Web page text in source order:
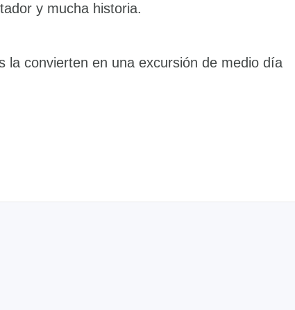
y mucha historia.
la convierten en una excursión de medio día